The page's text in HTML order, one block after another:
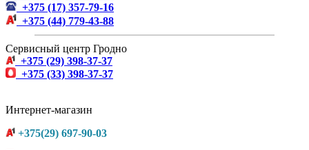
+375 (17) 357-79-16
+375 (44) 779-43-88
Сервисный центр Гродно
+375 (29) 398-37-37
+375 (33) 398-37-37
Интернет-магазин
+375(29) 697-90-03